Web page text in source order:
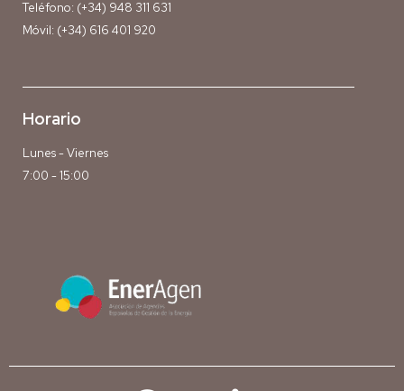
Teléfono: (+34) 948 311 631
Móvil: (+34) 616 401 920
Horario
Lunes - Viernes
7:00 - 15:00